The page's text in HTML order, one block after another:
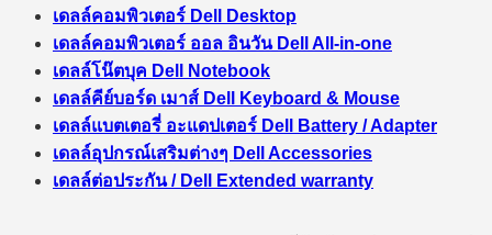
เดลล์คอมพิวเตอร์ Dell Desktop
เดลล์คอมพิวเตอร์ ออล อินวัน Dell All-in-one
เดลล์โน๊ตบุค Dell Notebook
เดลล์คีย์บอร์ด เมาส์ Dell Keyboard & Mouse
เดลล์แบตเตอรี่ อะแดปเตอร์ Dell Battery / Adapter
เดลล์อุปกรณ์เสริมต่างๆ Dell Accessories
เดลล์ต่อประกัน / Dell Extended warranty